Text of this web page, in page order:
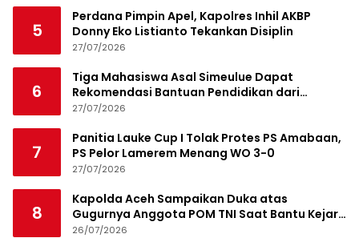
5
Perdana Pimpin Apel, Kapolres Inhil AKBP
Donny Eko Listianto Tekankan Disiplin
27/07/2026
6
Tiga Mahasiswa Asal Simeulue Dapat
Rekomendasi Bantuan Pendidikan dari
Jamaluddin Idham
27/07/2026
7
Panitia Lauke Cup I Tolak Protes PS Amabaan,
PS Pelor Lamerem Menang WO 3-0
27/07/2026
8
Kapolda Aceh Sampaikan Duka atas
Gugurnya Anggota POM TNI Saat Bantu Kejar
Bandar Narkoba
26/07/2026